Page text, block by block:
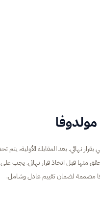
نهائي. بعد المقابلة الأولية، يتم
منها قبل اتخاذ قرار نهائي. يجب
مصممة لضمان تقييم عادل وشامل.